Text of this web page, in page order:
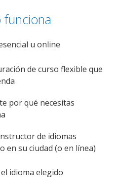
funciona
u online
de curso flexible que
por qué necesitas
de idiomas
en su ciudad (o en línea)
idioma elegido